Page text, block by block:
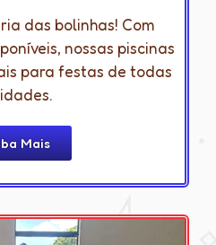
das bolinhas! Com
nossas piscinas
para festas de todas
Mais